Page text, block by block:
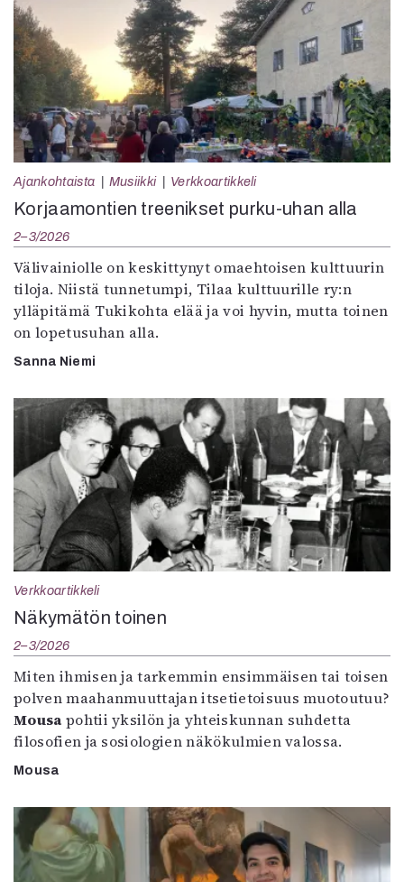
Ajankohtaista Musiikki Verkkoartikkeli
Korjaamontien treenikset purku-uhan alla
2–3/2026
Välivainiolle on keskittynyt omaehtoisen kulttuurin
tiloja. Niistä tunnetumpi, Tilaa kulttuurille ry:n
ylläpitämä Tukikohta elää ja voi hyvin, mutta toinen
on lopetusuhan alla.
Sanna Niemi
Verkkoartikkeli
Näkymätön toinen
2–3/2026
Miten ihmisen ja tarkemmin ensimmäisen tai toisen
polven maahanmuuttajan itsetietoisuus muotoutuu?
Mousa pohtii yksilön ja yhteiskunnan suhdetta
filosofien ja sosiologien näkökulmien valossa.
Mousa